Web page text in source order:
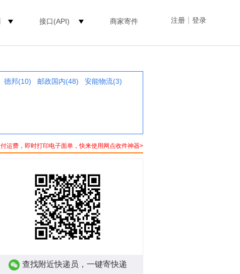
注册 登录
接口(API) 商家寄件
德邦(10) 邮政国内(48)
安能物流(3)
运费，即时打印电子面单，快来使用网点收件神器>
查找附近快递员，一键寄快递